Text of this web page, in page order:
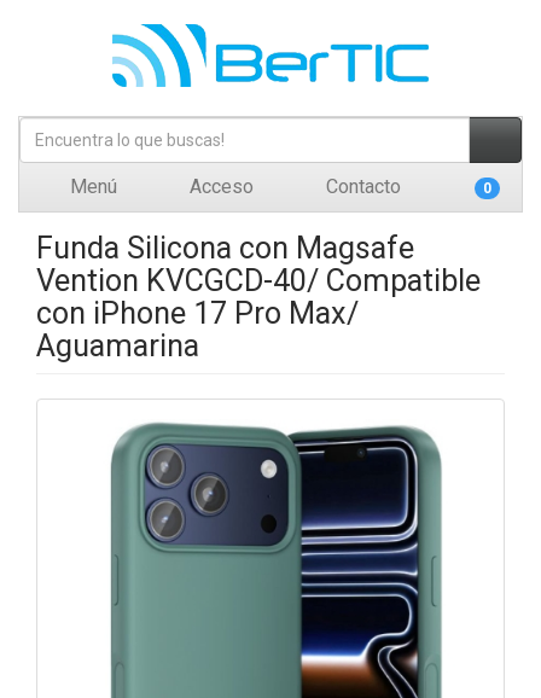
Menú Acceso Contacto 0
Funda Silicona con Magsafe
Vention KVCGCD-40/ Compatible
con iPhone 17 Pro Max/
Aguamarina